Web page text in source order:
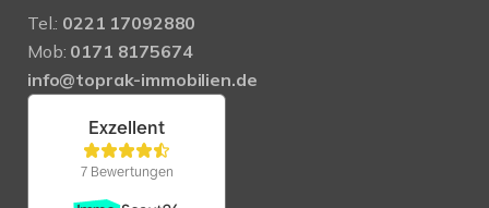
Tel.: 0221 17092880
Mob: 0171 8175674
info@toprak-immobilien.de